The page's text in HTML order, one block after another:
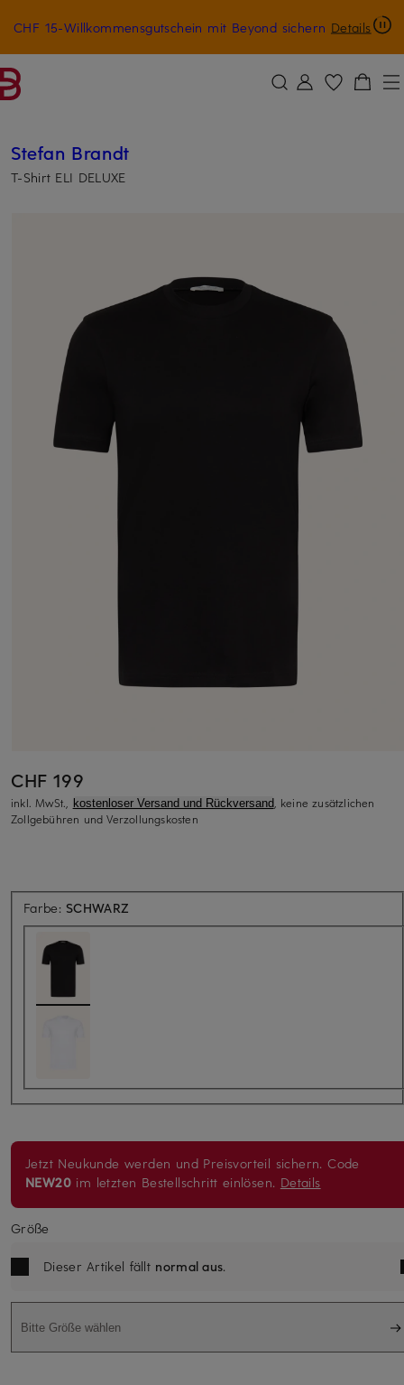
ZUM HAUPTINHALT ÜBERSPRINGEN ZUM SUCHFELD ÜBERSPRINGEN
CHF 15-Willkommensgutschein mit Beyond sichern Details
Stefan Brandt
T-Shirt ELI DELUXE
CHF 199
inkl. MwSt., kostenloser Versand und Rückversand, keine zusätzlichen
Zollgebühren und Verzollungskosten
Farbe: SCHWARZ
Jetzt Neukunde werden und Preisvorteil sichern. Code
NEW20 im letzten Bestellschritt einlösen. Details
Größe
Dieser Artikel fällt normal aus.
Bitte Größe wählen